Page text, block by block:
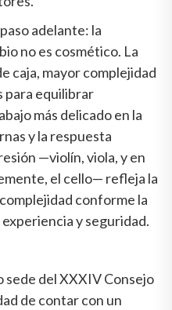
adelante: la
no es cosmético. La
caja, mayor complejidad
para equilibrar
más delicado en la
y la respuesta
—violín, viola, y en
el cello— refleja la
conforme la
y seguridad.
sede del XXXIV Consejo
de contar con un